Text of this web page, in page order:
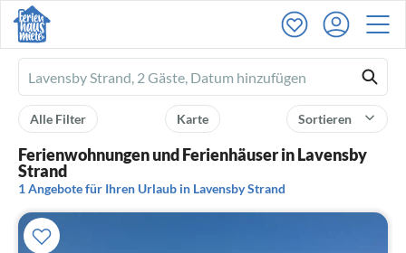
Ferienhausmiete
logo
Sortieren
Karte
Alle Filter
Ferienwohnungen und Ferienhäuser in Lavensby
Strand
1 Angebote für Ihren Urlaub in Lavensby Strand